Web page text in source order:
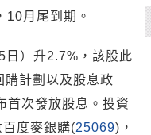
月尾到期。
日）升2.7%，該股此
購計劃以及股息政
首次發放股息。投資
度麥銀購(25069)，